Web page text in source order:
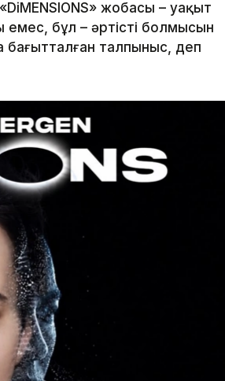
жобасы – уақыт
емес, бұл – әртістің болмысын
бағытталған талпыныс, деп